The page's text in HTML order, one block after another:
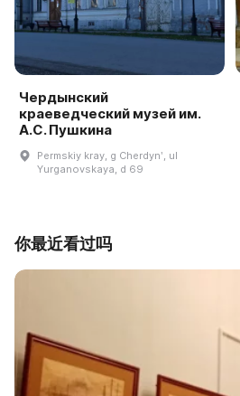
Чердынский
краеведческий музей им.
А.С. Пушкина
Permskiy kray, g Cherdynʹ, ul
Yurganovskaya, d 69
你最近看过吗